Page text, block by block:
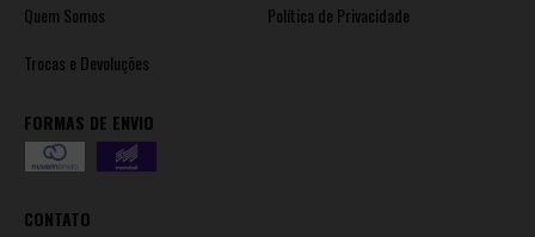
Quem Somos
Política de Privacidade
Trocas e Devoluções
FORMAS DE ENVIO
CONTATO